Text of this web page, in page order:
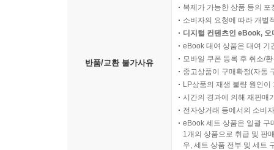
반품/교환 불가사유
복제가 가능한 상품 등의
소비자의 요청에 따라 개별
디지털 컨텐츠인 eBook,
eBook 대여 상품은 대여 기
모바일 쿠폰 등록 후 취소/
중고상품이 구매확정(자동
LP상품의 재생 불량 원인
시간의 경과에 의해 재판매
전자상거래 등에서의 소비
eBook 세트 상품은 일괄 구
1개의 상품으로 취급 및 판
우, 세트 상품 전부 및 세트